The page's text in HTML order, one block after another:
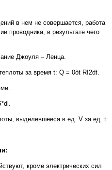
в нем не совершается, работа
проводника, в результате чего
Джоуля – Ленца.
за время t: Q = 0òt RI2dt.
выделевшееся в ед. V за ед. t:
кроме электрических сил